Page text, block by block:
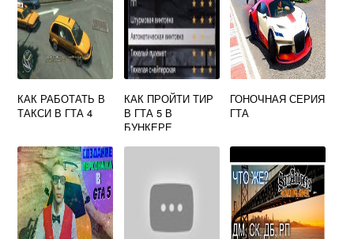
КАК РАБОТАТЬ В
ТАКСИ В ГТА 4
КАК ПРОЙТИ ТИР
В ГТА 5 В
БУНКЕРЕ
ГОНОЧНАЯ СЕРИЯ
ГТА